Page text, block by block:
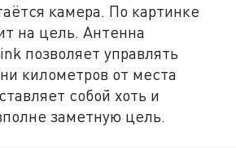
камера. По картинке
на цель. Антенна
позволяет управлять
километров от места
собой хоть и
заметную цель.